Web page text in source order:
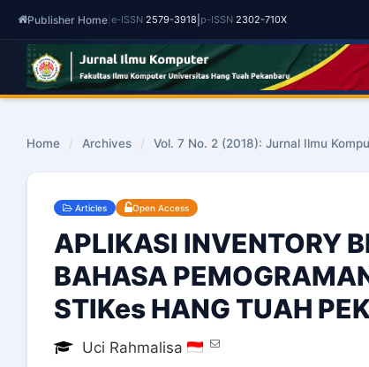
Publisher Home e-ISSN 2579-3918 p-ISSN 2302-710X
Home / Archives / Vol. 7 No. 2 (2018): Jurnal Ilmu
Articles Open Access
APLIKASI INVENTORY
BAHASA
STIKes HANG TUAH
Uci Rahmalisa